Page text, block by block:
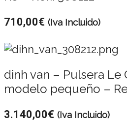
710,00€ (Iva Incluido)
dinh van – Pulsera Le
modelo pequeño –
3.140,00€ (Iva Incluido)